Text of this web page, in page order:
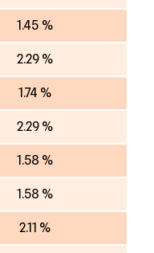
1.45 %
2.29 %
1.74 %
2.29 %
1.58 %
1.58 %
2.11 %